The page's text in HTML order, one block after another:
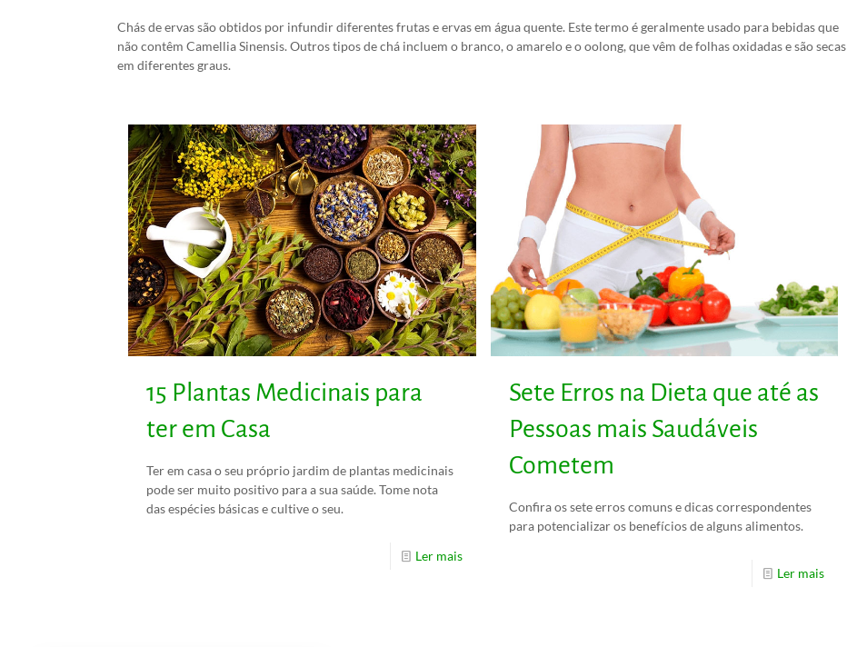
Chás de ervas são obtidos por infundir diferentes frutas e ervas em água quente. Este termo é geralmente usado para bebidas que
não contêm Camellia Sinensis. Outros tipos de chá incluem o branco, o amarelo e o oolong, que vêm de folhas oxidadas e são secas
em diferentes graus.
15 Plantas Medicinais para
ter em Casa
Ter em casa o seu próprio jardim de plantas medicinais
pode ser muito positivo para a sua saúde. Tome nota
das espécies básicas e cultive o seu.
Ler mais
Sete Erros na Dieta que até as
Pessoas mais Saudáveis
Cometem
Confira os sete erros comuns e dicas correspondentes
para potencializar os benefícios de alguns alimentos.
Ler mais